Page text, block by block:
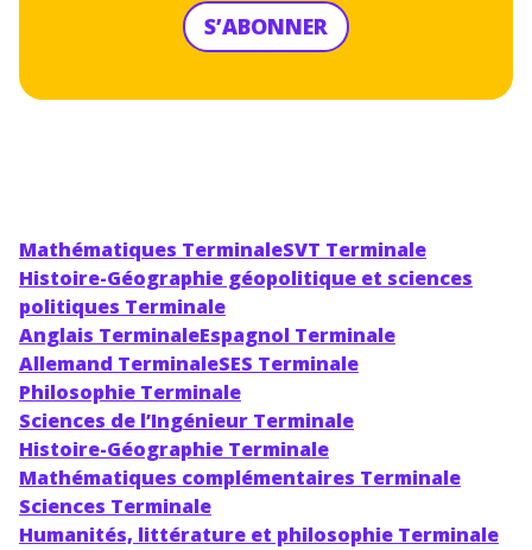
S’ABONNER
Mathématiques TerminaleSVT Terminale
Histoire-Géographie géopolitique et sciences
politiques Terminale
Anglais TerminaleEspagnol Terminale
Allemand TerminaleSES Terminale
Philosophie Terminale
Sciences de l’Ingénieur Terminale
Histoire-Géographie Terminale
Mathématiques complémentaires Terminale
Sciences Terminale
Humanités, littérature et philosophie Terminale